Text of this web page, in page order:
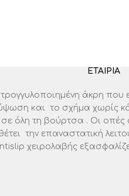
ΕΤΑΙΡΊΑ
άκρη
και το σχήμα χωρίς
όλη τη βούρτσα . Οι
την επαναστατική
χειρολαβής